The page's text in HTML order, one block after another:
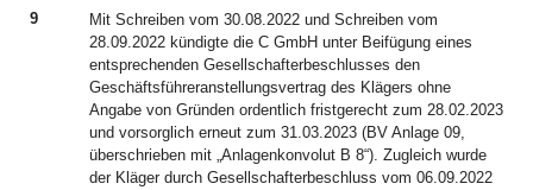
9
Mit Schreiben vom 30.08.2022 und Schreiben vom
28.09.2022 kündigte die C GmbH unter Beifügung eines
entsprechenden Gesellschafterbeschlusses den
Geschäftsführeranstellungsvertrag des Klägers ohne
Angabe von Gründen ordentlich fristgerecht zum 28.02.2023
und vorsorglich erneut zum 31.03.2023 (BV Anlage 09,
überschrieben mit „Anlagenkonvolut B 8“). Zugleich wurde
der Kläger durch Gesellschafterbeschluss vom 06.09.2022